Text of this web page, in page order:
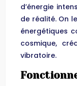
d’énergie
de réalité. On
énergétiques
cosmique,
vibratoire.